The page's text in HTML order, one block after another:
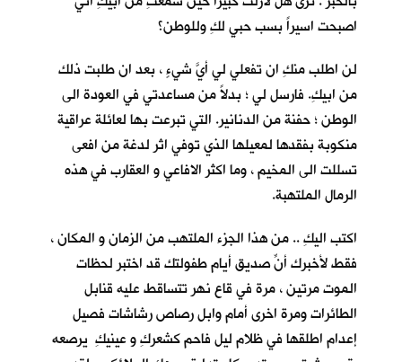
اصبحت اسيراً بسب حبي لكِ وللوطن؟
لن اطلب منكِ ان تفعلي لي أيَّ شيءٍ ، بعد ان طلبت ذلك
من ابيكِ. فارسل لي ؛ بدلاً من مساعدتي في العودة الى
الوطن ؛ حفنة من الدنانير. التي تبرعت بها لعائلة عراقية
منكوبة بفقدها لمعيلها الذي توفي اثر لدغة من افعى
تسللت الى المخيم ، وما اكثر الافاعي و العقارب في هذه
الرمال الملتهبة.
اكتب اليكِ .. من هذا الجزء الملتهب من الزمان و المكان ،
فقط لأخبرك أنّ صديق أيام طفولتكِ قد اختبر لحظات
الموت مرتين ، مرة في قاع نهر تتساقط عليه قنابل
الطائرات ومرة اخرى أمام وابل رصاص رشاشات فصيل
إعدام اطلقها في ظلام ليل فاحم كشعركِ و عينيكِ يرصعه